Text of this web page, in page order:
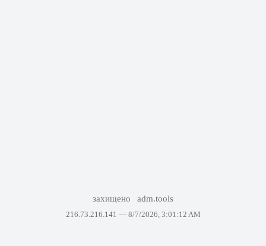
захищено adm.tools
216.73.216.141 — 8/7/2026, 3:01:12 AM